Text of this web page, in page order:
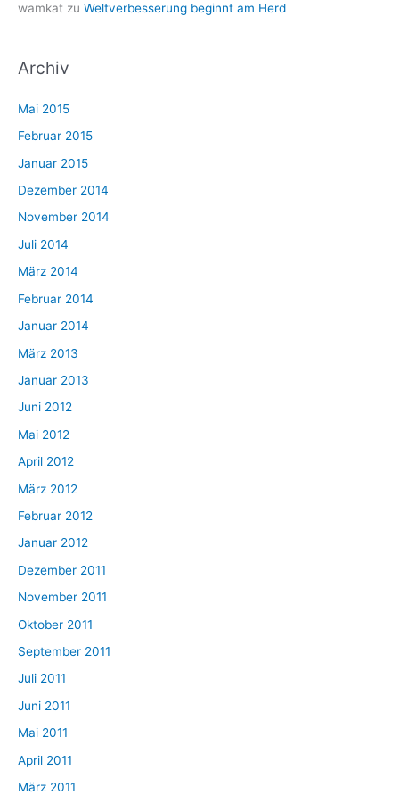
wamkat zu Weltverbesserung beginnt am Herd
Archiv
Mai 2015
Februar 2015
Januar 2015
Dezember 2014
November 2014
Juli 2014
März 2014
Februar 2014
Januar 2014
März 2013
Januar 2013
Juni 2012
Mai 2012
April 2012
März 2012
Februar 2012
Januar 2012
Dezember 2011
November 2011
Oktober 2011
September 2011
Juli 2011
Juni 2011
Mai 2011
April 2011
März 2011